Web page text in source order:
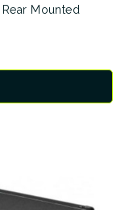
Mounted